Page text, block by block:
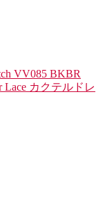
VV085 BKBR
カクテルドレ